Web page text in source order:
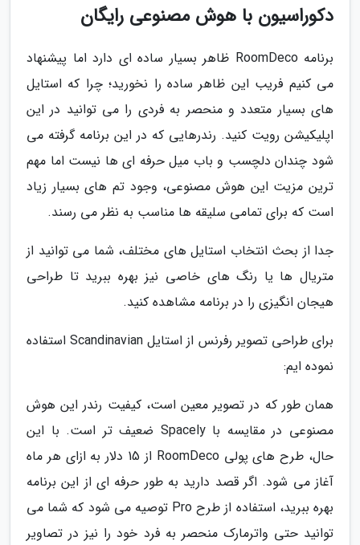
دکوراسیون با هوش مصنوعی رایگان
برنامه RoomDeco ظاهر بسیار ساده ای دارد اما پیشنهاد
می کنیم فریب این ظاهر ساده را نخورید؛ چرا که استایل
های بسیار متعدد و منحصر به فردی را می توانید در این
اپلیکیشن رویت کنید. رندرهایی که در این برنامه گرفته می
شود چندان دلچسب و باب میل حرفه ای ها نیست اما مهم
ترین مزیت این هوش مصنوعی، وجود تم های بسیار زیاد
است که برای تمامی سلیقه ها مناسب به نظر می رسند.
جدا از بحث انتخاب استایل های مختلف، شما می توانید از
متریال ها یا رنگ های خاصی نیز بهره ببرید تا طراحی
هیجان انگیزی را در برنامه مشاهده کنید.
برای طراحی تصویر رفرنس از استایل Scandinavian استفاده
نموده ایم:
همان طور که در تصویر معین است، کیفیت رندر این هوش
مصنوعی در مقایسه با Spacely ضعیف تر است. با این
حال، طرح های پولی RoomDeco از 15 دلار به ازای هر ماه
آغاز می شود. اگر قصد دارید به طور حرفه ای از این برنامه
بهره ببرید، استفاده از طرح Pro توصیه می شود که شما می
توانید حتی واترمارک منحصر به فرد خود را نیز در تصاویر